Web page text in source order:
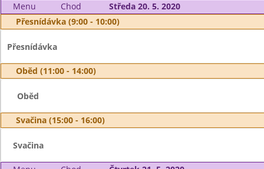
Menu Chod
Středa 20. 5. 2020
Přesnídávka (9:00 - 10:00)
Přesnídávka
Oběd (11:00 - 14:00)
Oběd
Svačina (15:00 - 16:00)
Svačina